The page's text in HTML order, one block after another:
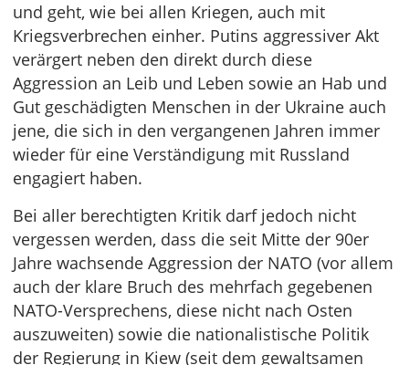
und geht, wie bei allen Kriegen, auch mit
Kriegsverbrechen einher. Putins aggressiver Akt
verärgert neben den direkt durch diese
Aggression an Leib und Leben sowie an Hab und
Gut geschädigten Menschen in der Ukraine auch
jene, die sich in den vergangenen Jahren immer
wieder für eine Verständigung mit Russland
engagiert haben.
Bei aller berechtigten Kritik darf jedoch nicht
vergessen werden, dass die seit Mitte der 90er
Jahre wachsende Aggression der NATO (vor allem
auch der klare Bruch des mehrfach gegebenen
NATO-Versprechens, diese nicht nach Osten
auszuweiten) sowie die nationalistische Politik
der Regierung in Kiew (seit dem gewaltsamen